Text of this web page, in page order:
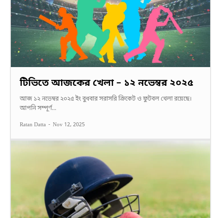
টিভিতে আজকের খেলা – ১২ নভেম্বর ২০২৫
আজ ১২ নভেম্বর ২০২৫ ইং বুধবার সরাসরি ক্রিকেট ও ফুটবল খেলা রয়েছে।
আপনি সম্পূর্ণ...
Ratan Datta - Nov 12, 2025